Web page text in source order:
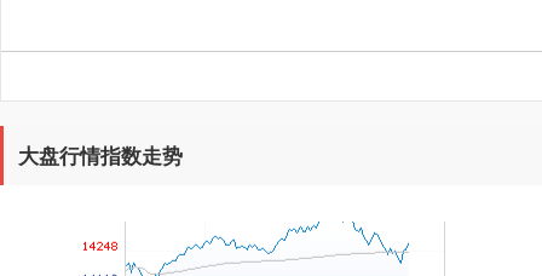
大盘行情指数走势